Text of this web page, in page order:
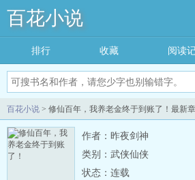
百花小说
排行 收藏 阅读
百花小说 > 修仙百年，我养老金终于到账了！最新
作者：昨夜剑神
类别：武侠仙侠
状态：连载